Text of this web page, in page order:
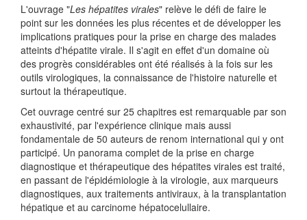
L'ouvrage "Les hépatites virales" relève le défi de faire le
point sur les données les plus récentes et de développer les
implications pratiques pour la prise en charge des malades
atteints d'hépatite virale. Il s'agit en effet d'un domaine où
des progrès considérables ont été réalisés à la fois sur les
outils virologiques, la connaissance de l'histoire naturelle et
surtout la thérapeutique.
Cet ouvrage centré sur 25 chapitres est remarquable par son
exhaustivité, par l'expérience clinique mais aussi
fondamentale de 50 auteurs de renom international qui y ont
participé. Un panorama complet de la prise en charge
diagnostique et thérapeutique des hépatites virales est traité,
en passant de l'épidémiologie à la virologie, aux marqueurs
diagnostiques, aux traitements antiviraux, à la transplantation
hépatique et au carcinome hépatocelullaire.